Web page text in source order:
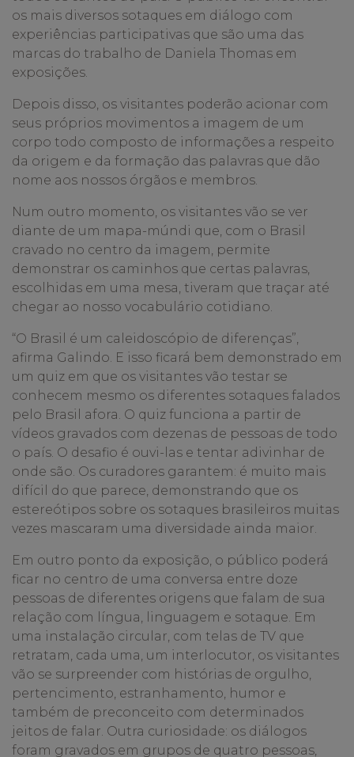
os mais diversos sotaques em diálogo com
experiências participativas que são uma das
marcas do trabalho de Daniela Thomas em
exposições.
Depois disso, os visitantes poderão acionar com
seus próprios movimentos a imagem de um
corpo todo composto de informações a respeito
da origem e da formação das palavras que dão
nome aos nossos órgãos e membros.
Num outro momento, os visitantes vão se ver
diante de um mapa-múndi que, com o Brasil
cravado no centro da imagem, permite
demonstrar os caminhos que certas palavras,
escolhidas em uma mesa, tiveram que traçar até
chegar ao nosso vocabulário cotidiano.
“O Brasil é um caleidoscópio de diferenças”,
afirma Galindo. E isso ficará bem demonstrado em
um quiz em que os visitantes vão testar se
conhecem mesmo os diferentes sotaques falados
pelo Brasil afora. O quiz funciona a partir de
vídeos gravados com dezenas de pessoas de todo
o país. O desafio é ouvi-las e tentar adivinhar de
onde são. Os curadores garantem: é muito mais
difícil do que parece, demonstrando que os
estereótipos sobre os sotaques brasileiros muitas
vezes mascaram uma diversidade ainda maior.
Em outro ponto da exposição, o público poderá
ficar no centro de uma conversa entre doze
pessoas de diferentes origens que falam de sua
relação com língua, linguagem e sotaque. Em
uma instalação circular, com telas de TV que
retratam, cada uma, um interlocutor, os visitantes
vão se surpreender com histórias de orgulho,
pertencimento, estranhamento, humor e
também de preconceito com determinados
jeitos de falar. Outra curiosidade: os diálogos
foram gravados em grupos de quatro pessoas,